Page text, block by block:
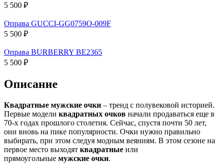
5 500 ₽
Оправа GUCCI-GG0759O-009F
5 500 ₽
Оправа BURBERRY BE2365
5 500 ₽
Описание
Квадратные мужские очки – тренд с полувековой историей.
Первые модели квадратных очков начали продаваться еще в
70-х годах прошлого столетия. Сейчас, спустя почти 50 лет,
они вновь на пике популярности. Очки нужно правильно
выбирать, при этом следуя модным веяниям. В этом сезоне на
первое место выходят квадратные или
прямоугольные мужские очки.